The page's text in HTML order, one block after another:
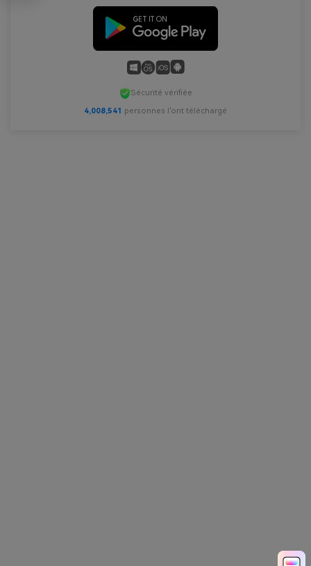
Sécurité vérifiée
4,008,543 personnes l'ont téléchargé